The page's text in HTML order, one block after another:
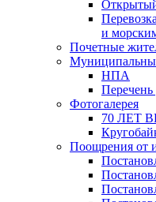
и
Почетные
НПА
Перечень
Фотогалерея
70 ЛЕТ
Поощрения от